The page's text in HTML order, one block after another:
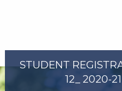
STUDENT
12_ 2020-